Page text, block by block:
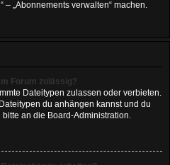
– „Abonnements verwalten“ machen.
Forum zulässig?
Dateitypen zulassen oder verbieten.
du anhängen kannst und du
an die Board-Administration.